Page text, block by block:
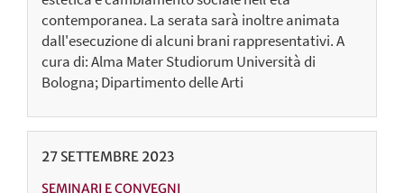
contemporanea. La serata sarà inoltre animata
dall'esecuzione di alcuni brani rappresentativi. A
cura di: Alma Mater Studiorum Università di
Bologna; Dipartimento delle Arti
27 SETTEMBRE 2023
SEMINARI E CONVEGNI